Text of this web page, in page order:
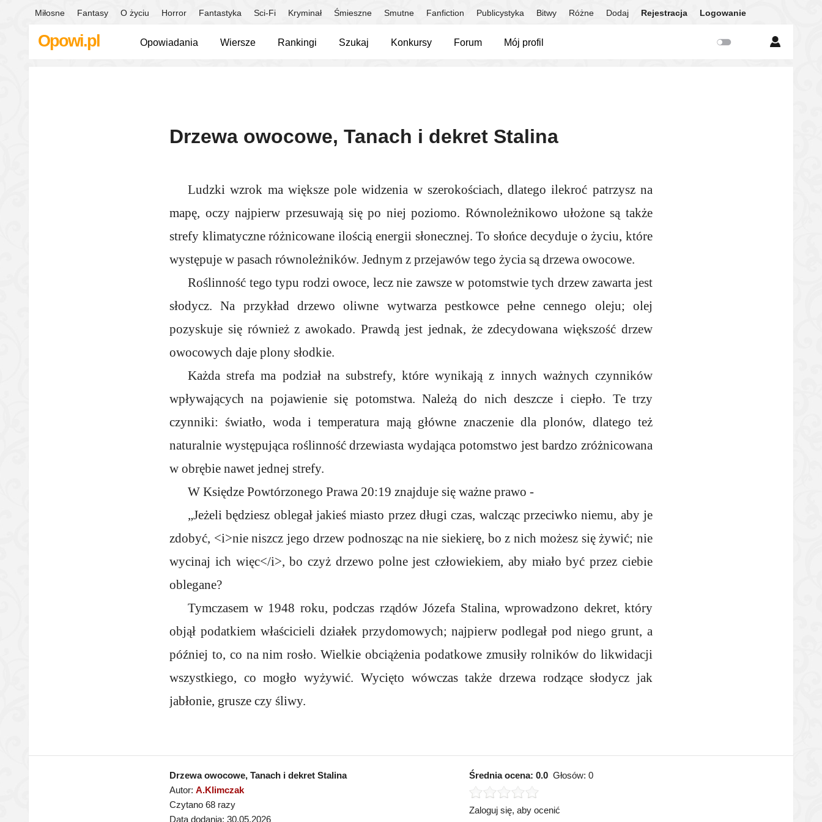
Miłosne Fantasy O życiu Horror Fantastyka Sci-Fi Kryminał Śmieszne Smutne Fanfiction Publicystyka Bitwy Różne Dodaj Rejestracja Logowanie
Opowi.pl Opowiadania Wiersze Rankingi Szukaj Konkursy Forum Mój profil
Drzewa owocowe, Tanach i dekret Stalina
Ludzki wzrok ma większe pole widzenia w szerokościach, dlatego ilekroć patrzysz na
mapę, oczy najpierw przesuwają się po niej poziomo. Równoleżnikowo ułożone są także
strefy klimatyczne różnicowane ilością energii słonecznej. To słońce decyduje o życiu, które
występuje w pasach równoleżników. Jednym z przejawów tego życia są drzewa owocowe.
Roślinność tego typu rodzi owoce, lecz nie zawsze w potomstwie tych drzew zawarta jest
słodycz. Na przykład drzewo oliwne wytwarza pestkowce pełne cennego oleju; olej
pozyskuje się również z awokado. Prawdą jest jednak, że zdecydowana większość drzew
owocowych daje plony słodkie.
Każda strefa ma podział na substrefy, które wynikają z innych ważnych czynników
wpływających na pojawienie się potomstwa. Należą do nich deszcze i ciepło. Te trzy
czynniki: światło, woda i temperatura mają główne znaczenie dla plonów, dlatego też
naturalnie występująca roślinność drzewiasta wydająca potomstwo jest bardzo zróżnicowana
w obrębie nawet jednej strefy.
W Księdze Powtórzonego Prawa 20:19 znajduje się ważne prawo -
„Jeżeli będziesz oblegał jakieś miasto przez długi czas, walcząc przeciwko niemu, aby je
zdobyć, <i>nie niszcz jego drzew podnosząc na nie siekierę, bo z nich możesz się żywić; nie
wycinaj ich więc</i>, bo czyż drzewo polne jest człowiekiem, aby miało być przez ciebie
oblegane?
Tymczasem w 1948 roku, podczas rządów Józefa Stalina, wprowadzono dekret, który
objął podatkiem właścicieli działek przydomowych; najpierw podlegał pod niego grunt, a
później to, co na nim rosło. Wielkie obciążenia podatkowe zmusiły rolników do likwidacji
wszystkiego, co mogło wyżywić. Wycięto wówczas także drzewa rodzące słodycz jak
jabłonie, grusze czy śliwy.
Drzewa owocowe, Tanach i dekret Stalina
Autor: A.Klimczak
Czytano 68 razy
Data dodania: 30.05.2026
Średnia ocena: 0.0 Głosów: 0
Zaloguj się, aby ocenić